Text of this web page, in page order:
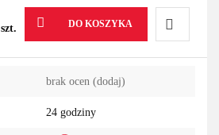
szt. DO KOSZYKA
Do
brak ocen (dodaj)
24 godziny